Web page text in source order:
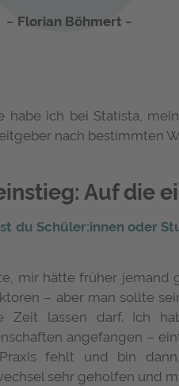
Florian Böhmert
habe ich bei Statista,
nach bestimmten
Auf die
du Schüler:innen oder
mir hätte früher jemand
– aber man sollte
Zeit lassen darf. Ich
angefangen –
fehlt und bin
sehr geholfen und